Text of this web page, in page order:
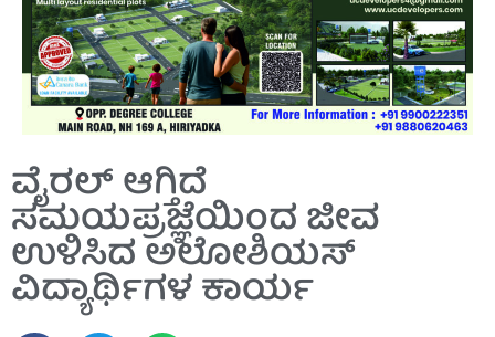
ವೈರಲ್ ಆಗ್ತಿದೆ
ಸಮಯಪ್ರಜ್ಞೆಯಿಂದ ಜೀವ
ಉಳಿಸಿದ ಅಲೋಶಿಯಸ್
ವಿದ್ಯಾರ್ಥಿಗಳ ಕಾರ್ಯ